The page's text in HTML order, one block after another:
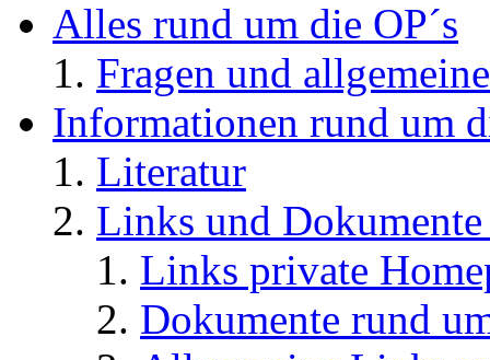
Alles rund um die OP´s
Fragen und
Informationen rund um
Literatur
Links und
Links private
Dokumente rund